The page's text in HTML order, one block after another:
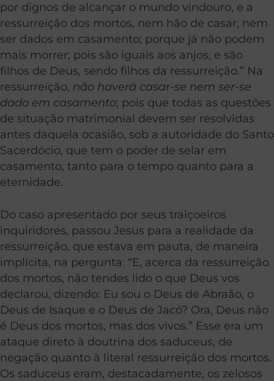
por dignos de alcançar o mundo vindouro, e a
ressurreição dos mortos, nem hão de casar, nem
ser dados em casamento; porque já não podem
mais morrer; pois são iguais aos anjos, e são
filhos de Deus, sendo filhos da ressurreição.” Na
ressurreição, não haverá casar-se nem ser-se
dado em casamento; pois que todas as questões
de situação matrimonial devem ser resolvidas
antes daquela ocasião, sob a autoridade do Santo
Sacerdócio, que tem o poder de selar em
casamento, tanto para o tempo quanto para a
eternidade.
Do caso apresentado por seus traiçoeiros
inquiridores, passou Jesus para a realidade da
ressurreição, que estava em pauta, de maneira
implícita, na pergunta: “E, acerca da ressurreição
dos mortos, não tendes lido o que Deus vos
declarou, dizendo: Eu sou o Deus de Abraão, o
Deus de Isaque e o Deus de Jacó? Ora, Deus não
é Deus dos mortos, mas dos vivos.” Esse era um
ataque direto à doutrina dos saduceus, de
negação quanto à literal ressurreição dos mortos.
Os saduceus eram, destacadamente, os zelosos